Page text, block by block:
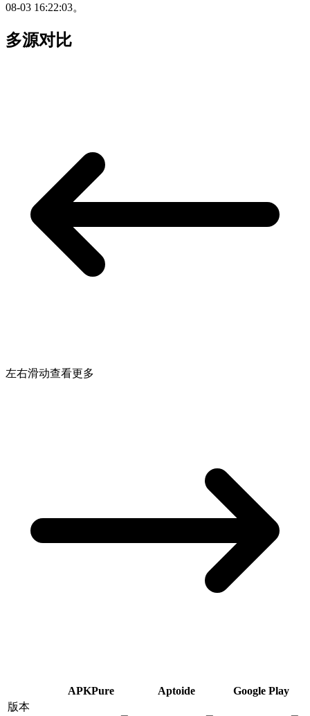
08-03 16:22:03。
多源对比
左右滑动查看更多
APKPure Aptoide
Google Play
版本